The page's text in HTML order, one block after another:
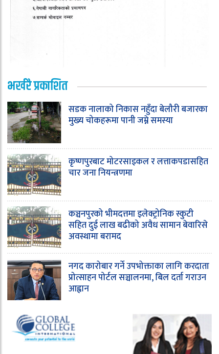
भर्खरै प्रकाशित
सडक नालाको निकास नहुँदा बेलौरी बजारका
मुख्य चोकहरूमा पानी जम्ने समस्या
कृष्णपुरबाट मोटरसाइकल र लत्ताकपडासहित
चार जना नियन्त्रणमा
कञ्चनपुरको भीमदत्तमा इलेक्ट्रोनिक स्कुटी
सहित दुई लाख बढीको अवैध सामान बेवारिसे
अवस्थामा बरामद
नगद कारोबार गर्ने उपभोक्ताका लागि करदाता
प्रोत्साहन पोर्टल सञ्चालनमा, बिल दर्ता गराउन
आह्वान